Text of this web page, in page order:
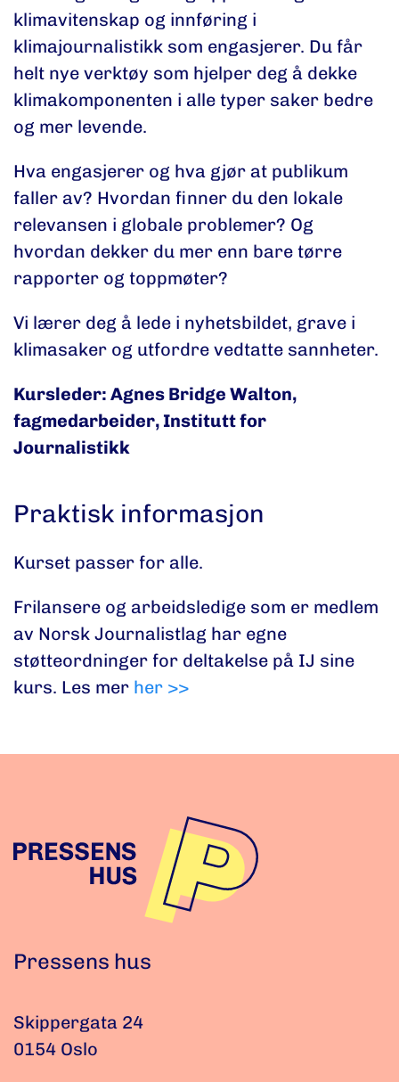
klimavitenskap og innføring i
klimajournalistikk som engasjerer. Du får
helt nye verktøy som hjelper deg å dekke
klimakomponenten i alle typer saker bedre
og mer levende.
Hva engasjerer og hva gjør at publikum
faller av? Hvordan finner du den lokale
relevansen i globale problemer? Og
hvordan dekker du mer enn bare tørre
rapporter og toppmøter?
Vi lærer deg å lede i nyhetsbildet, grave i
klimasaker og utfordre vedtatte sannheter.
Kursleder: Agnes Bridge Walton,
fagmedarbeider, Institutt for
Journalistikk
Praktisk informasjon
Kurset passer for alle.
Frilansere og arbeidsledige som er medlem
av Norsk Journalistlag har egne
støtteordninger for deltakelse på IJ sine
kurs. Les mer her >>
Pressens hus
Skippergata 24
0154 Oslo